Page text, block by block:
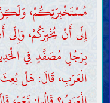
مُسْتَخْبِرَتِكُمْ، وَلَكِنْ
إِلَى أَنْ يُخْبِرَكُمْ، وَإِلَى
بِرَجُلٍ مُصَفَّدٍ فِي
الْعَرَبِ، قَالَ: هَلْ بُعِثَ